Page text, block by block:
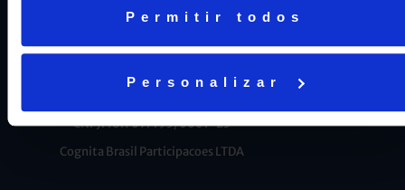
Permitir todos
Personalizar
CNPJ: 16.707.495/0001-23
Cognita Brasil Participacoes LTDA